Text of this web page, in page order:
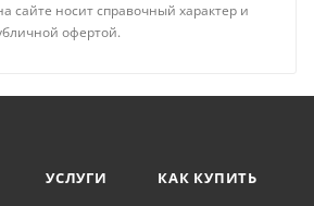
сайте носит справочный характер и
офертой.
УСЛУГИ
КАК КУПИТЬ